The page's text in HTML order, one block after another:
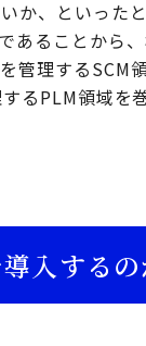
か、といった
あることから
管理するSCM
るPLM領域を
入するの